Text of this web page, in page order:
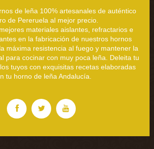
de leña 100% artesanales de auténtico
de Pereruela al mejor precio.
materiales aislantes, refractarios e
en la fabricación de nuestros hornos
máxima resistencia al fuego y mantener la
para cocinar con muy poca leña. Deleita tu
tuyos con exquisitas recetas elaboradas
tu horno de leña Andalucía.